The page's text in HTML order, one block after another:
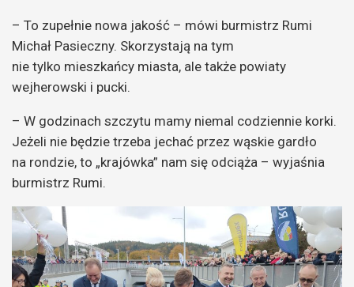
– To zupełnie nowa jakość – mówi burmistrz Rumi
Michał Pasieczny. Skorzystają na tym
nie tylko mieszkańcy miasta, ale także powiaty
wejherowski i pucki.
– W godzinach szczytu mamy niemal codziennie korki.
Jeżeli nie będzie trzeba jechać przez wąskie gardło
na rondzie, to „krajówka” nam się odciąża – wyjaśnia
burmistrz Rumi.